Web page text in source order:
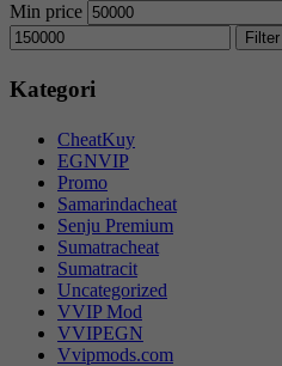
Min price
Filter
Kategori
CheatKuy
EGNVIP
Promo
Samarindacheat
Senju Premium
Sumatracheat
Sumatracit
Uncategorized
VVIP Mod
VVIPEGN
Vvipmods.com